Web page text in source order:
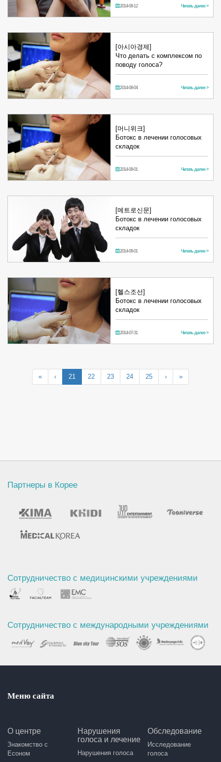
2014-08-12 Читать далее >
[아시아경제]
Что делать с комплексом по
поводу голоса?
2014-08-04 Читать далее >
[머니위크]
Ботокс в лечении голосовых
складок
2014-08-01 Читать далее >
[메트로신문]
Ботокс в лечении голосовых
складок
2014-08-01 Читать далее >
[헬스조선]
Ботокс в лечении голосовых
складок
2014-07-31 Читать далее >
« ‹ 21 22 23 24 25 › »
Партнеры в Корее
Сотрудничество с медицинскими учреждениями
Сотрудничество с международными учреждениями
Меню сайта
О центре
Знакомство с
Есоном
Нарушения
голоса и лечение
Нарушения голоса
Обследование
Исследование
голоса